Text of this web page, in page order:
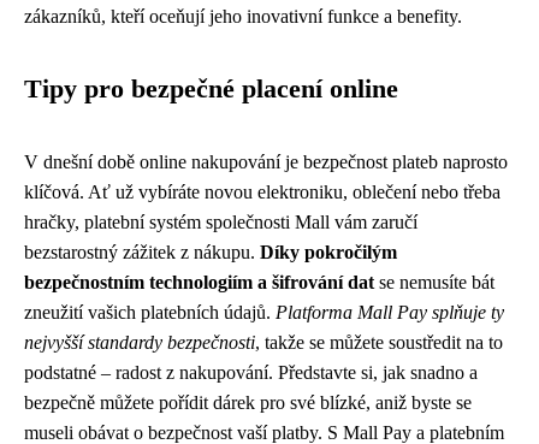
zákazníků, kteří oceňují jeho inovativní funkce a benefity.
Tipy pro bezpečné placení online
V dnešní době online nakupování je bezpečnost plateb naprosto
klíčová. Ať už vybíráte novou elektroniku, oblečení nebo třeba
hračky, platební systém společnosti Mall vám zaručí
bezstarostný zážitek z nákupu. Díky pokročilým
bezpečnostním technologiím a šifrování dat se nemusíte bát
zneužití vašich platebních údajů. Platforma Mall Pay splňuje ty
nejvyšší standardy bezpečnosti, takže se můžete soustředit na to
podstatné – radost z nakupování. Představte si, jak snadno a
bezpečně můžete pořídit dárek pro své blízké, aniž byste se
museli obávat o bezpečnost vaší platby. S Mall Pay a platebním